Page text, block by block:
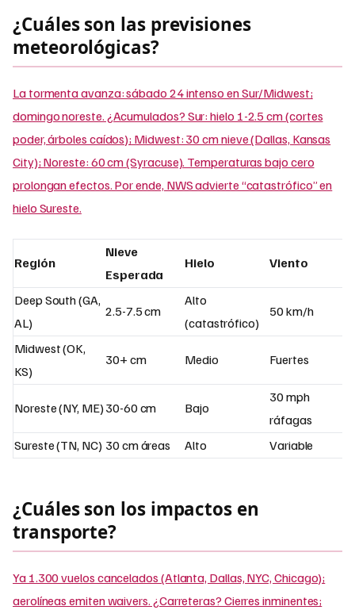
¿Cuáles son las previsiones
meteorológicas?
La tormenta avanza: sábado 24 intenso en Sur/Midwest;
domingo noreste. ¿Acumulados? Sur: hielo 1-2.5 cm (cortes
poder, árboles caídos); Midwest: 30 cm nieve (Dallas, Kansas
City); Noreste: 60 cm (Syracuse). Temperaturas bajo cero
prolongan efectos. Por ende, NWS advierte “catastrófico” en
hielo Sureste.
Región
Nieve
Esperada
Hielo Viento
Deep South (GA,
AL)
2.5-7.5 cm
Alto
(catastrófico)
50 km/h
Midwest (OK,
KS)
30+ cm Medio Fuertes
Noreste (NY, ME)30-60 cm Bajo
30 mph
ráfagas
Sureste (TN, NC) 30 cm áreas Alto Variable
¿Cuáles son los impactos en
transporte?
Ya 1.300 vuelos cancelados (Atlanta, Dallas, NYC, Chicago);
aerolíneas emiten waivers. ¿Carreteras? Cierres inminentes;